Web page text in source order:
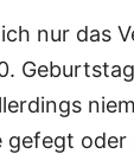
nur das
gefegt oder